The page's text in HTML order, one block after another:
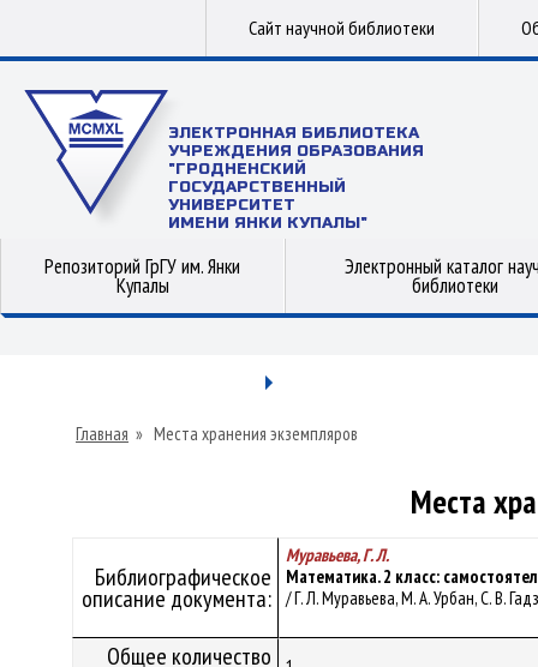
Сайт научной библиотеки
ЭЛЕКТРОННАЯ БИБЛИОТЕКА
УЧРЕЖДЕНИЯ ОБРАЗОВАНИЯ
"ГРОДНЕНСКИЙ
ГОСУДАРСТВЕННЫЙ
УНИВЕРСИТЕТ
ИМЕНИ ЯНКИ КУПАЛЫ"
Репозиторий ГрГУ им. Янки
Купалы
Электронный каталог
библиотеки
Главная » Места хранения экземпляров
Места
Библиографическое
описание документа:
Муравьева, Г. Л.
Математика. 2 класс:
/ Г. Л. Муравьева, М. А. Урбан, С. В.
Общее количество